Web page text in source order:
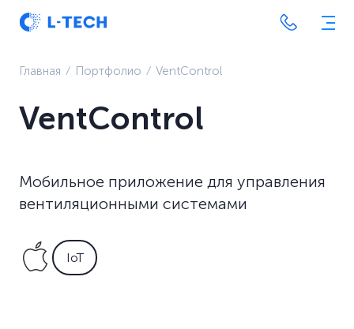
Главная ⁄ Портфолио ⁄ VentControl
VentControl
Мобильное приложение для управления
вентиляционными системами
IoT